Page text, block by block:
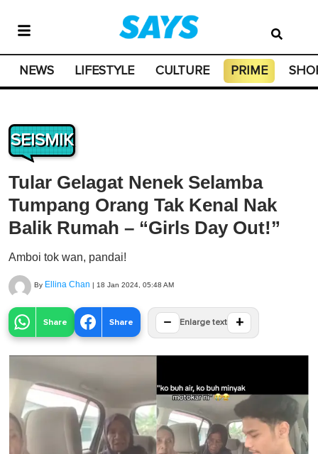
NEWS LIFESTYLE CULTURE PRIME
SEISMIK
Tular Gelagat Nenek Selamba
Tumpang Orang Tak Kenal Nak
Balik Rumah – “Girls Day Out!”
Amboi tok wan, pandai!
By Ellina Chan | 18 Jan 2024, 05:48 AM
Share Share − Enlarge text +